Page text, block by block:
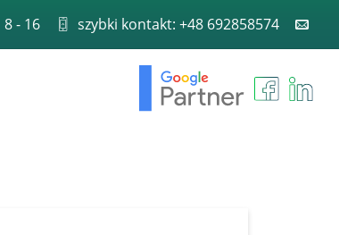
8 - 16 szybki kontakt: +48 692858574